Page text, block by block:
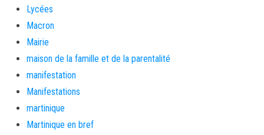
Lycées
Macron
Mairie
maison de la famille et de la parentalité
manifestation
Manifestations
martinique
Martinique en bref